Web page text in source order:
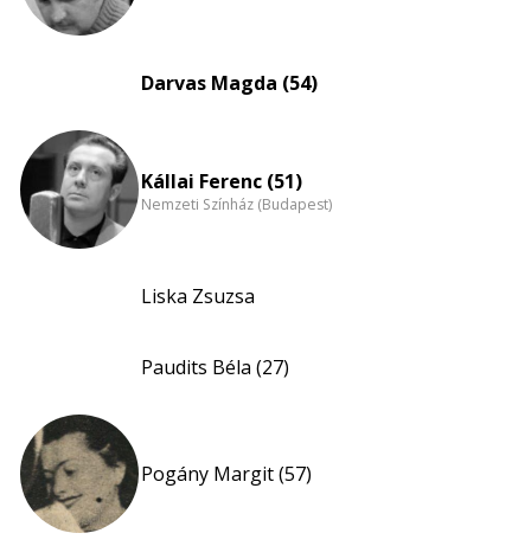
Darvas Magda (54)
Kállai Ferenc (51)
Nemzeti Színház (Budapest)
Liska Zsuzsa
Paudits Béla (27)
Pogány Margit (57)